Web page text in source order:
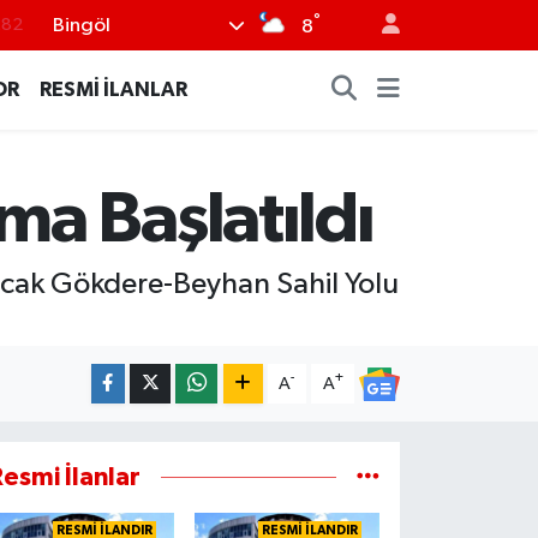
%0
Bingöl 8°
RESMİ İLANLAR
Başlatıldı
Gökdere-Beyhan Sahil Yolu
A- A+
İlanlar
RESMİ İLANDIR RESMİ İLANDIR